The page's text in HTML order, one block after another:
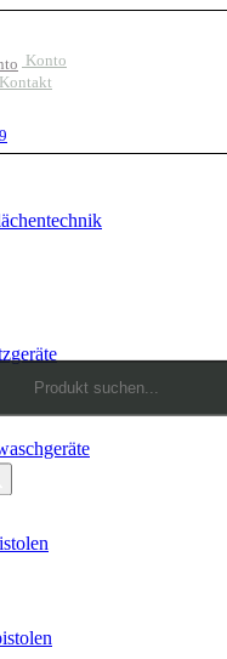
Konto
Kontakt